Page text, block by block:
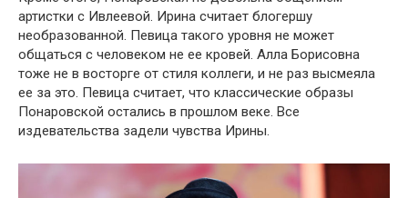
артистки с Ивлеевой. Ирина считает блогершу
необразованной. Певица такого уровня не может
общаться с человеком не ее кровей. Алла Борисовна
тоже не в восторге от стиля коллеги, и не раз высмеяла
ее за это. Певица считает, что классические образы
Понаровской остались в прошлом веке. Все
издевательства задели чувства Ирины.